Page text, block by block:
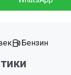
Бензин